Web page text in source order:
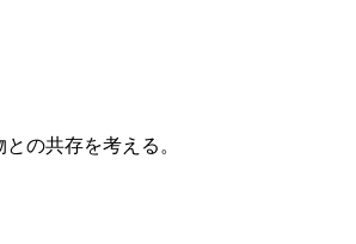
の共存を考える。